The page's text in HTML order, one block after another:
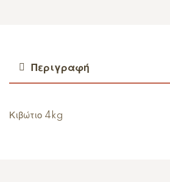
Περιγραφή
Κιβώτιο 4kg